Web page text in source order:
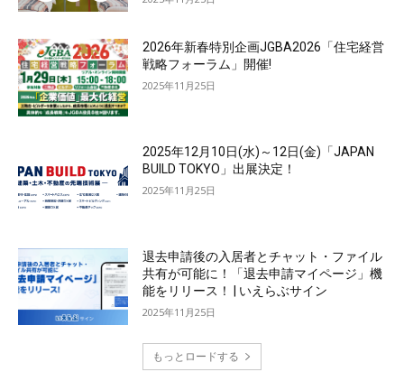
2026年新春特別企画JGBA2026「住宅経営
戦略フォーラム」開催!
2025年11月25日
2025年12月10日(水)～12日(金)「JAPAN
BUILD TOKYO」出展決定！
2025年11月25日
退去申請後の入居者とチャット・ファイル
共有が可能に！「退去申請マイページ」機
能をリリース！ | いえらぶサイン
2025年11月25日
もっとロードする